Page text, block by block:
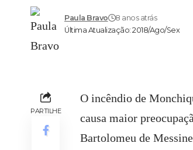
Última Atualização: 2018/Ago/Sex
Paula Bravo 8 anos atrás
PARTILHE
O incêndio de
causa maior
Bartolomeu de